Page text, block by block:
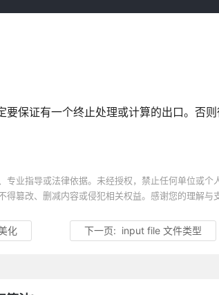
保证有一个终止处理或计算的出口。否
业指导或法律依据。未经授权，禁止任何单位或个
篡改、删减内容或侵犯相关权益。感谢您的理解与支
化 下一页: input file 文件类型